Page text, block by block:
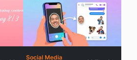
Social Media